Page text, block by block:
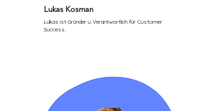
Lukas Kosman
Lukas ist Gründer u. Verantwortlich für Customer
Success.